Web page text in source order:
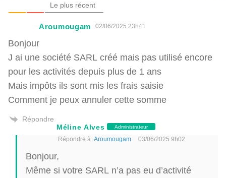
Le plus récent
Aroumougam 02/06/2025 23h41
Bonjour
J ai une société SARL créé mais pas utilisé encore
pour les activités depuis plus de 1 ans
Mais impôts ils sont mis les frais saisie
Comment je peux annuler cette somme
Répondre
Méline Alves
Administrateur
Répondre à Aroumougam 03/06/2025 9h02
Bonjour,
Même si votre SARL n’a pas eu d’activité